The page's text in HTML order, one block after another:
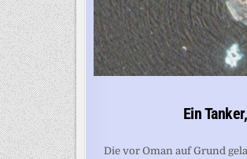
Ein
Die vor Oman auf Grund